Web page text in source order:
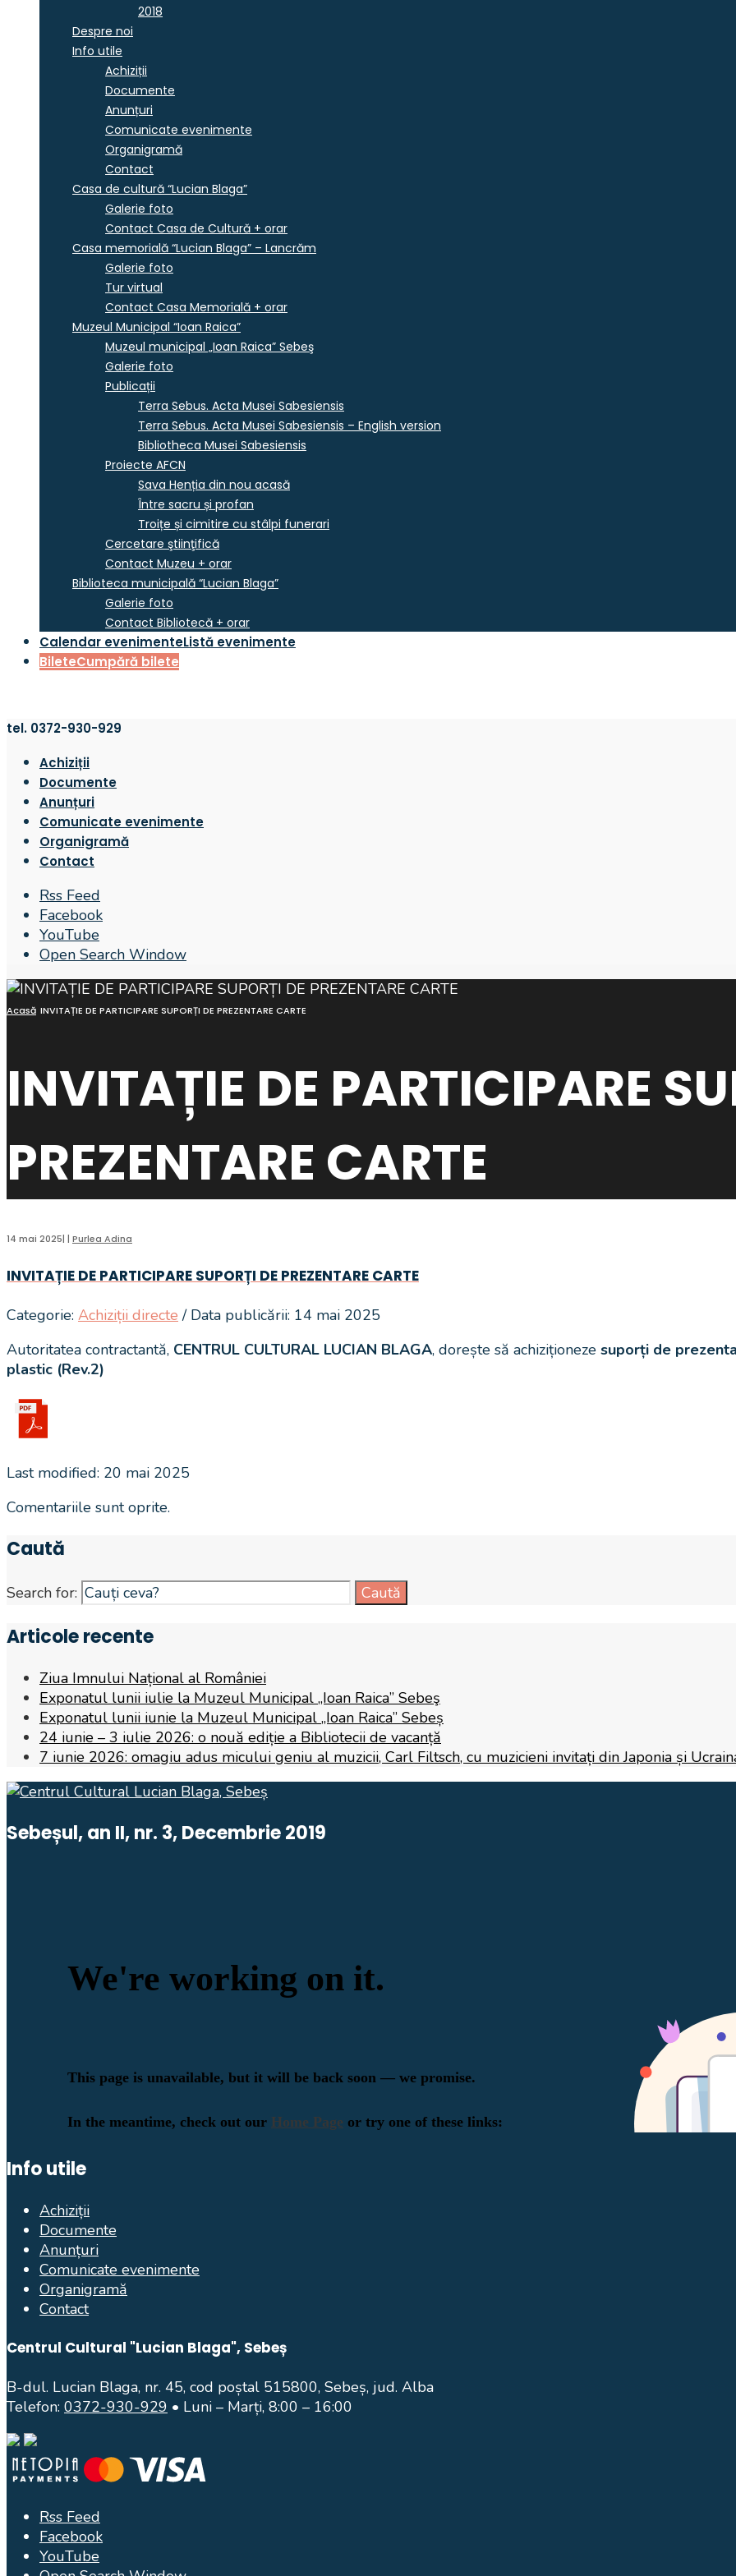
2018
Despre noi
Info utile
Achiziții
Documente
Anunțuri
Comunicate evenimente
Organigramă
Contact
Casa de cultură “Lucian Blaga”
Galerie foto
Contact Casa de Cultură + orar
Casa memorială “Lucian Blaga” – Lancrăm
Galerie foto
Tur virtual
Contact Casa Memorială + orar
Muzeul Municipal “Ioan Raica”
Muzeul municipal „Ioan Raica” Sebeş
Galerie foto
Publicații
Terra Sebus. Acta Musei Sabesiensis
Terra Sebus. Acta Musei Sabesiensis – English version
Bibliotheca Musei Sabesiensis
Proiecte AFCN
Sava Henția din nou acasă
Între sacru și profan
Troițe și cimitire cu stâlpi funerari
Cercetare ştiinţifică
Contact Muzeu + orar
Biblioteca municipală “Lucian Blaga”
Galerie foto
Contact Bibliotecă + orar
Calendar evenimenteListă evenimente
BileteCumpără bilete
tel. 0372-930-929
Achiziții
Documente
Anunțuri
Comunicate evenimente
Organigramă
Contact
Rss Feed
Facebook
YouTube
Open Search Window
Acasă INVITAȚIE DE PARTICIPARE SUPORȚI DE PREZENTARE CARTE
INVITAȚIE DE PARTICIPARE
PREZENTARE CARTE
14 mai 2025| | Purlea Adina
INVITAȚIE DE PARTICIPARE SUPORȚI DE PREZENTARE CARTE
Categorie: Achiziții directe / Data publicării: 14 mai 2025
Autoritatea contractantă, CENTRUL CULTURAL LUCIAN BLAGA, dorește să achiziționeze suporți de
plastic (Rev.2)
Last modified: 20 mai 2025
Comentariile sunt oprite.
Caută
Search for: Caută
Articole recente
Ziua Imnului Național al României
Exponatul lunii iulie la Muzeul Municipal „Ioan Raica” Sebeş
Exponatul lunii iunie la Muzeul Municipal „Ioan Raica” Sebeș
24 iunie – 3 iulie 2026: o nouă ediție a Bibliotecii de vacanță
7 iunie 2026: omagiu adus micului geniu al muzicii, Carl Filtsch, cu muzicieni invitați din Japonia și
Sebeșul, an II, nr. 3, Decembrie 2019
Info utile
Achiziții
Documente
Anunțuri
Comunicate evenimente
Organigramă
Contact
Centrul Cultural "Lucian Blaga", Sebeș
B-dul. Lucian Blaga, nr. 45, cod poștal 515800, Sebeș, jud. Alba
Telefon: 0372-930-929 • Luni – Marți, 8:00 – 16:00
Rss Feed
Facebook
YouTube